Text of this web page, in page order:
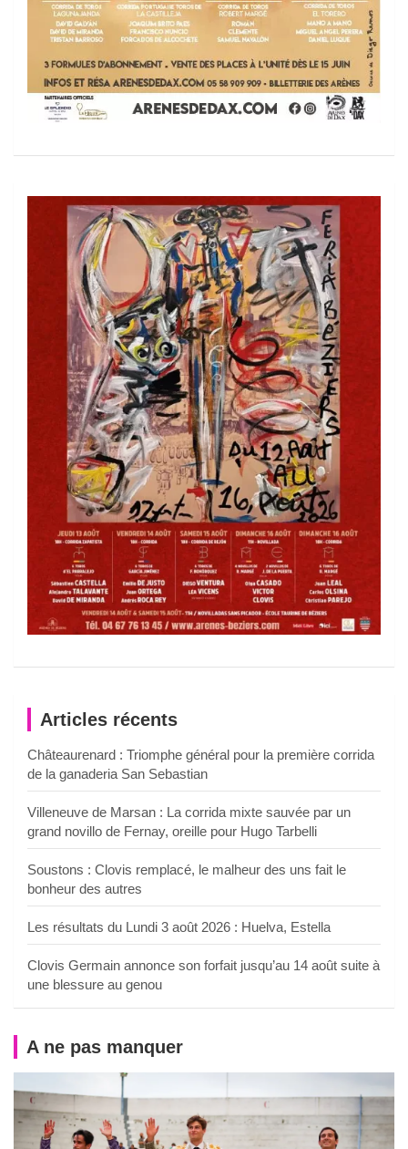
Articles récents
Châteaurenard : Triomphe général pour la première corrida
de la ganaderia San Sebastian
Villeneuve de Marsan : La corrida mixte sauvée par un
grand novillo de Fernay, oreille pour Hugo Tarbelli
Soustons : Clovis remplacé, le malheur des uns fait le
bonheur des autres
Les résultats du Lundi 3 août 2026 : Huelva, Estella
Clovis Germain annonce son forfait jusqu’au 14 août suite à
une blessure au genou
A ne pas manquer